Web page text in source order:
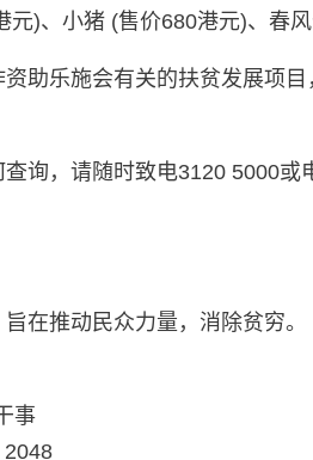
)、小猪 (售价680港元)、春
资助乐施会有关的扶贫发展项
询，请随时致电3120 5000或
在推动民众力量，消除贫穷。
事
2048